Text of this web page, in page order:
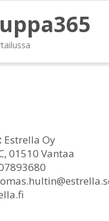
Estrella Oy
01510 Vantaa